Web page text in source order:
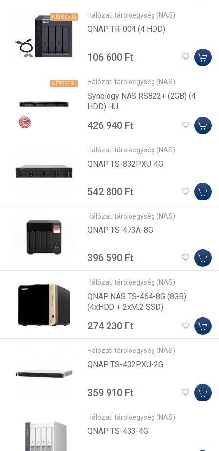
NÉPSZERŰ Hálózati tárolóegység (NAS)
QNAP TR-004 (4 HDD)
106 600 Ft
NÉPSZERŰ Hálózati tárolóegység (NAS)
Synology NAS RS822+ (2GB) (4
HDD) HU
426 940 Ft
Hálózati tárolóegység (NAS)
QNAP TS-832PXU-4G
542 800 Ft
Hálózati tárolóegység (NAS)
QNAP TS-473A-8G
396 590 Ft
Hálózati tárolóegység (NAS)
QNAP NAS TS-464-8G (8GB)
(4xHDD + 2xM.2 SSD)
274 230 Ft
Hálózati tárolóegység (NAS)
QNAP TS-432PXU-2G
359 910 Ft
Hálózati tárolóegység (NAS)
QNAP TS-433-4G